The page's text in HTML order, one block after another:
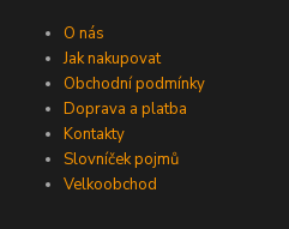
O nás
Jak nakupovat
Obchodní podmínky
Doprava a platba
Kontakty
Slovníček pojmů
Velkoobchod